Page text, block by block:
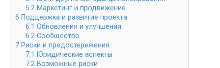
5.2 Маркетинг и продвижение
6 Поддержка и развитие проекта
6.1 Обновления и улучшения
6.2 Сообщество
7 Риски и предостережения
7.1 Юридические аспекты
7.2 Возможные риски